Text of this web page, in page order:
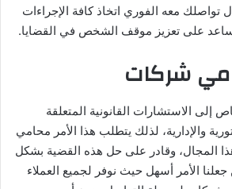
معه الفوري اتخاذ كافة الإجراءات
تساعد على تعزيز موقف الشخص في القضايا.
شركات
إلى الاستشارات القانونية المتعلقة
والإدارية، لذلك يتطلب هذا الأمر محامي
وقادر على حل هذه القضية بشكل
الأمر أسهل حيث نوفر لجميع العملاء